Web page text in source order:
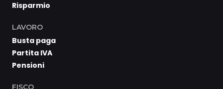
Risparmio
LAVORO
Busta paga
Partita IVA
Pensioni
FISCO